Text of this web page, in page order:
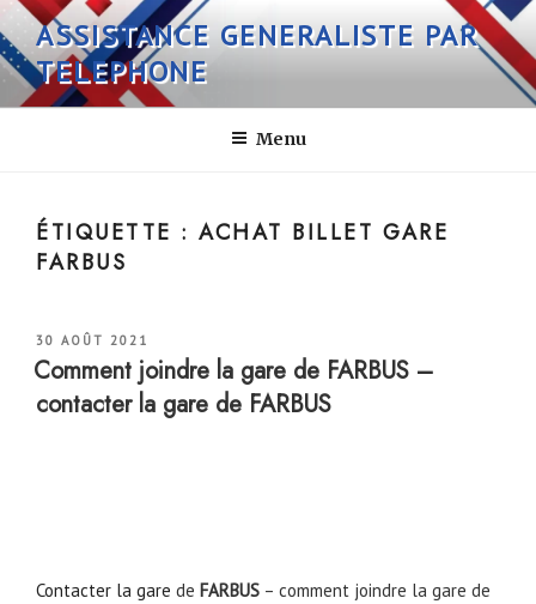
Aller
au
contenu
principal
ASSISTANCE GENERALISTE PAR
TELEPHONE
Menu
ÉTIQUETTE :ACHAT BILLET GARE
FARBUS
PUBLIÉ
LE
30 AOÛT 2021
Comment joindre la gare de FARBUS –
contacter la gare de FARBUS
Contacter la gare de FARBUS – comment joindre la gare de